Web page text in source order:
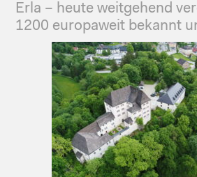
Erla – heute weitgehend
1200 europaweit bekannt